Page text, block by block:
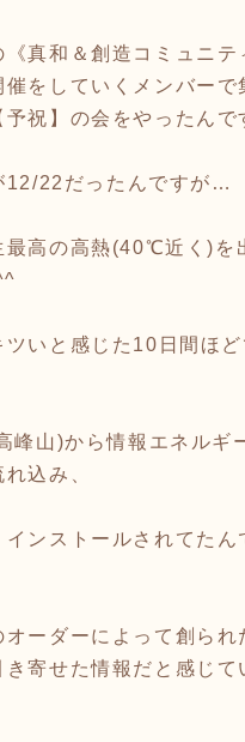
《真和＆創造コミュニテ
をしていくメンバーで
予祝】の会をやったんで
12/22だったんですが…
最高の高熱(40℃近く)を
ゞ
いと感じた10日間ほど
峰山)から情報エネルギ
込み、
ンストールされてたん
ーダーによって創られ
寄せた情報だと感じて